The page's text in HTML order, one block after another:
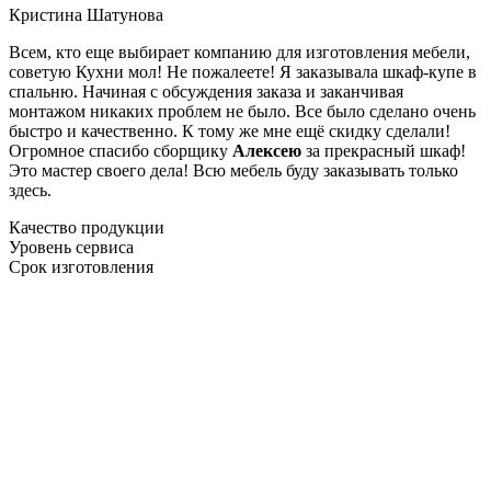
Кристина Шатунова
Всем, кто еще выбирает компанию для изготовления мебели,
советую Кухни мол! Не пожалеете! Я заказывала шкаф-купе в
спальню. Начиная с обсуждения заказа и заканчивая
монтажом никаких проблем не было. Все было сделано очень
быстро и качественно. К тому же мне ещё скидку сделали!
Огромное спасибо сборщику Алексею за прекрасный шкаф!
Это мастер своего дела! Всю мебель буду заказывать только
здесь.
Качество продукции
Уровень сервиса
Срок изготовления